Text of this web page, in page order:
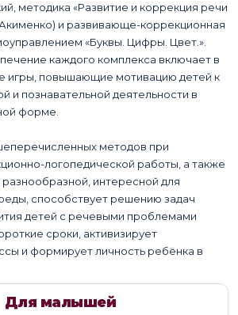
методика «Развитие и коррекция речи
и развивающе-коррекционная
«Буквы. Цифры. Цвет.».
каждого комплекса включает в
игры, повышающие мотивацию детей к
и познавательной деятельности в
форме.
методов при
логопедической работы, а также
интересной для
способствует решению задач
детей с речевыми проблемами
сроки, активизирует
и формирует личность ребёнка в
Для малышей